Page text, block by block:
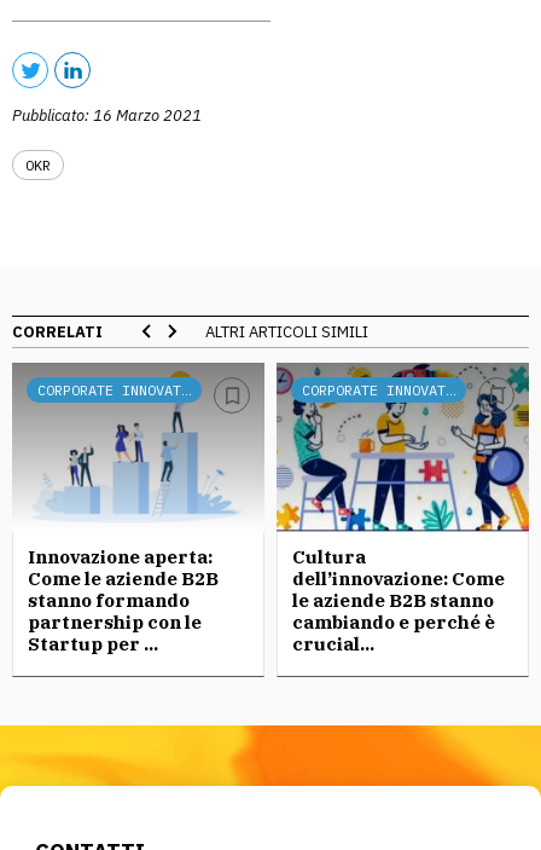
Pubblicato: 16 Marzo 2021
OKR
CORRELATI ALTRI ARTICOLI SIMILI
CORPORATE INNOVATION
Innovazione aperta:
Come le aziende B2B
stanno formando
partnership con le
Startup per ...
CORPORATE INNOVATION
Cultura
dell’innovazione: Come
le aziende B2B stanno
cambiando e perché è
crucial...